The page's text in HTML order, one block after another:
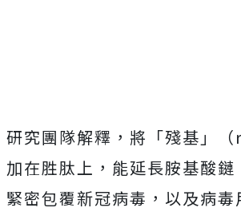
研究團隊解釋，將「殘基」
加在胜肽上，能延長胺基酸
緊密包覆新冠病毒，以及病毒